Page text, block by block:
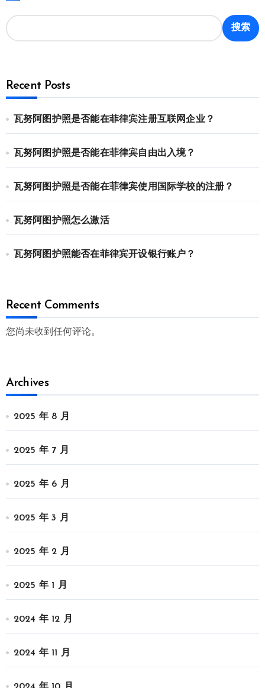
搜索
Recent Posts
瓦努阿图护照是否能在菲律宾注册互联网企业？
瓦努阿图护照是否能在菲律宾自由出入境？
瓦努阿图护照是否能在菲律宾使用国际学校的注册？
瓦努阿图护照怎么激活
瓦努阿图护照能否在菲律宾开设银行账户？
Recent Comments
您尚未收到任何评论。
Archives
2025 年 8 月
2025 年 7 月
2025 年 6 月
2025 年 3 月
2025 年 2 月
2025 年 1 月
2024 年 12 月
2024 年 11 月